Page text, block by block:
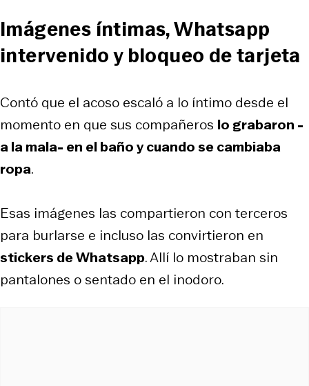
Imágenes íntimas, Whatsapp
intervenido y bloqueo de tarjeta
Contó que el acoso escaló a lo íntimo desde el
momento en que sus compañeros lo grabaron -
a la mala- en el baño y cuando se cambiaba
ropa.
Esas imágenes las compartieron con terceros
para burlarse e incluso las convirtieron en
stickers de Whatsapp. Allí lo mostraban sin
pantalones o sentado en el inodoro.